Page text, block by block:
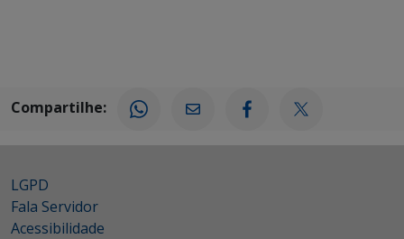
Compartilhe:
LGPD
Fala Servidor
Acessibilidade